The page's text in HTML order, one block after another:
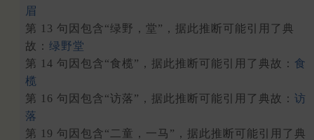
眉
第 13 句因包含“绿野，堂”，据此推断可能引用了典
故： 绿野堂
第 14 句因包含“食榄”，据此推断可能引用了典故： 食
榄
第 16 句因包含“访落”，据此推断可能引用了典故： 访
落
第 19 句因包含“二童，一马”，据此推断可能引用了典